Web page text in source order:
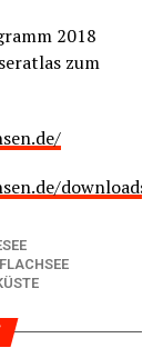
2018
zum
downloads/